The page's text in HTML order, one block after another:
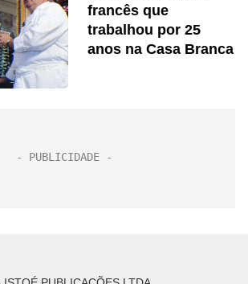
francês que
trabalhou por 25
anos na Casa Branca